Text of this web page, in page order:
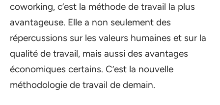
coworking, c’est la méthode de travail la plus
avantageuse. Elle a non seulement des
répercussions sur les valeurs humaines et sur la
qualité de travail, mais aussi des avantages
économiques certains. C’est la nouvelle
méthodologie de travail de demain.